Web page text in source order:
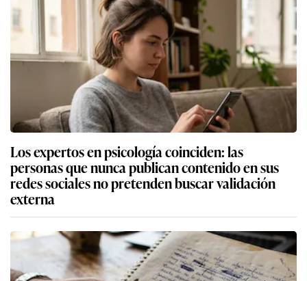
Los expertos en psicología coinciden: las
personas que nunca publican contenido en sus
redes sociales no pretenden buscar validación
externa